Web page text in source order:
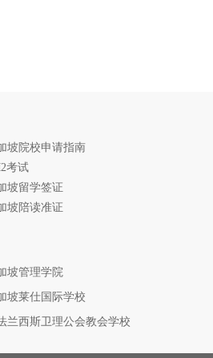
坡院校申请指南
考试
坡留学签证
坡陪读准证
坡管理学院
坡莱仕国际学校
兰西斯卫理公会教会学校